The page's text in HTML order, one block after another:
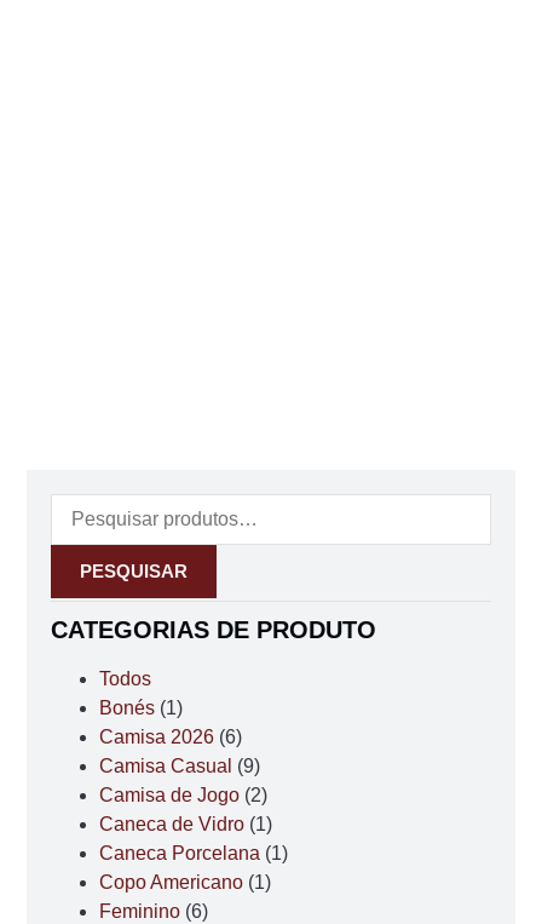
PESQUISAR
CATEGORIAS DE PRODUTO
Todos
Bonés (1)
Camisa 2026 (6)
Camisa Casual (9)
Camisa de Jogo (2)
Caneca de Vidro (1)
Caneca Porcelana (1)
Copo Americano (1)
Feminino (6)